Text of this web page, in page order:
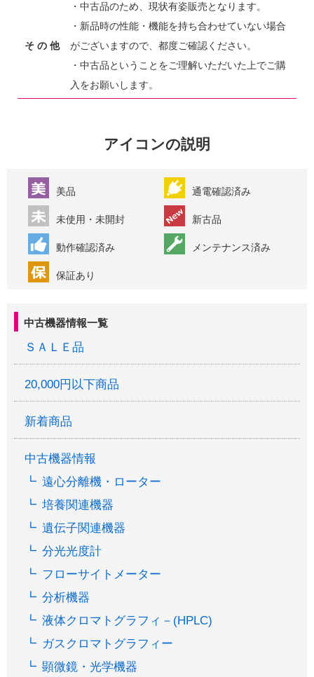
中古機器情報一覧
ＳＡＬＥ品
20,000円以下商品
新着商品
中古機器情報
遠心分離機・ローター
培養関連機器
遺伝子関連機器
分光光度計
フローサイトメーター
分析機器
液体クロマトグラフィ－(HPLC)
ガスクロマトグラフィー
顕微鏡・光学機器
そ の 他
・中古品のため、現状有姿販売となります。
・新品時の性能・機能を持ち合わせていない場合
がございますので、都度ご確認ください。
・中古品ということをご理解いただいた上でご購
入をお願いします。
アイコンの説明
美品 通電確認済み
未使用・未開封 新古品
動作確認済み メンテナンス済み
保証あり